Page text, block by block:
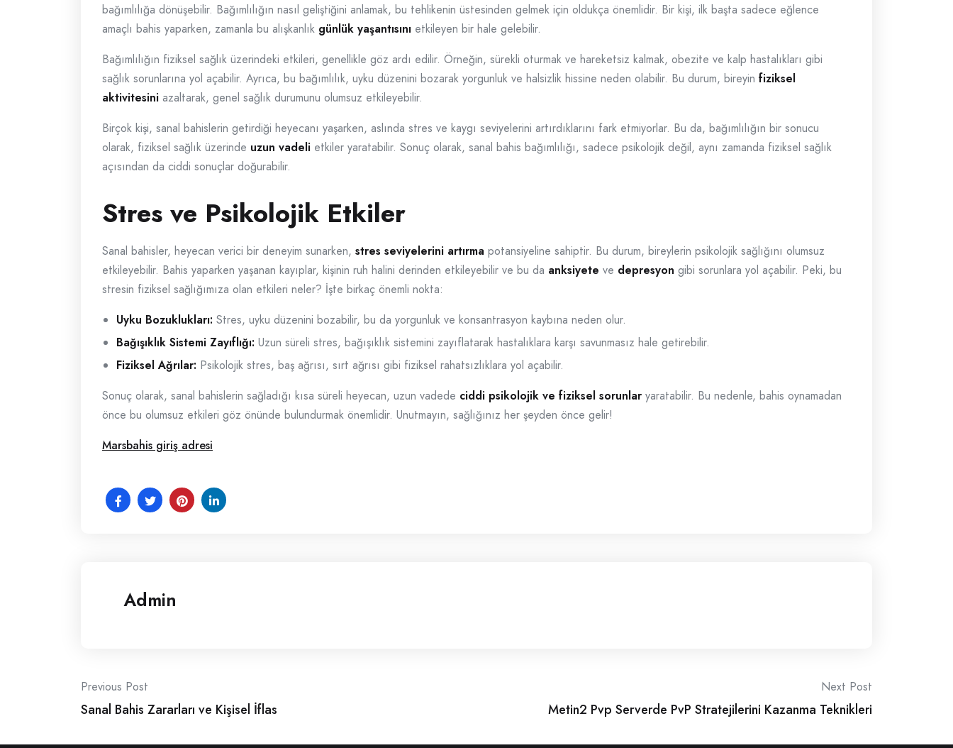
bağımlılığa dönüşebilir. Bağımlılığın nasıl geliştiğini anlamak, bu tehlikenin üstesinden gelmek için oldukça önemlidir. Bir kişi, ilk başta sadece eğlence
amaçlı bahis yaparken, zamanla bu alışkanlık günlük yaşantısını etkileyen bir hale gelebilir.
Bağımlılığın fiziksel sağlık üzerindeki etkileri, genellikle göz ardı edilir. Örneğin, sürekli oturmak ve hareketsiz kalmak, obezite ve kalp hastalıkları gibi
sağlık sorunlarına yol açabilir. Ayrıca, bu bağımlılık, uyku düzenini bozarak yorgunluk ve halsizlik hissine neden olabilir. Bu durum, bireyin fiziksel
aktivitesini azaltarak, genel sağlık durumunu olumsuz etkileyebilir.
Birçok kişi, sanal bahislerin getirdiği heyecanı yaşarken, aslında stres ve kaygı seviyelerini artırdıklarını fark etmiyorlar. Bu da, bağımlılığın bir sonucu
olarak, fiziksel sağlık üzerinde uzun vadeli etkiler yaratabilir. Sonuç olarak, sanal bahis bağımlılığı, sadece psikolojik değil, aynı zamanda fiziksel sağlık
açısından da ciddi sonuçlar doğurabilir.
Stres ve Psikolojik Etkiler
Sanal bahisler, heyecan verici bir deneyim sunarken, stres seviyelerini artırma potansiyeline sahiptir. Bu durum, bireylerin psikolojik sağlığını olumsuz
etkileyebilir. Bahis yaparken yaşanan kayıplar, kişinin ruh halini derinden etkileyebilir ve bu da anksiyete ve depresyon gibi sorunlara yol açabilir. Peki, bu
stresin fiziksel sağlığımıza olan etkileri neler? İşte birkaç önemli nokta:
Uyku Bozuklukları: Stres, uyku düzenini bozabilir, bu da yorgunluk ve konsantrasyon kaybına neden olur.
Bağışıklık Sistemi Zayıflığı: Uzun süreli stres, bağışıklık sistemini zayıflatarak hastalıklara karşı savunmasız hale getirebilir.
Fiziksel Ağrılar: Psikolojik stres, baş ağrısı, sırt ağrısı gibi fiziksel rahatsızlıklara yol açabilir.
Sonuç olarak, sanal bahislerin sağladığı kısa süreli heyecan, uzun vadede ciddi psikolojik ve fiziksel sorunlar yaratabilir. Bu nedenle, bahis oynamadan
önce bu olumsuz etkileri göz önünde bulundurmak önemlidir. Unutmayın, sağlığınız her şeyden önce gelir!
Marsbahis giriş adresi
Admin
Post
navigation
Previous Post
Sanal Bahis Zararları ve Kişisel İflas
Next Post
Metin2 Pvp Serverde PvP Stratejilerini Kazanma Teknikleri